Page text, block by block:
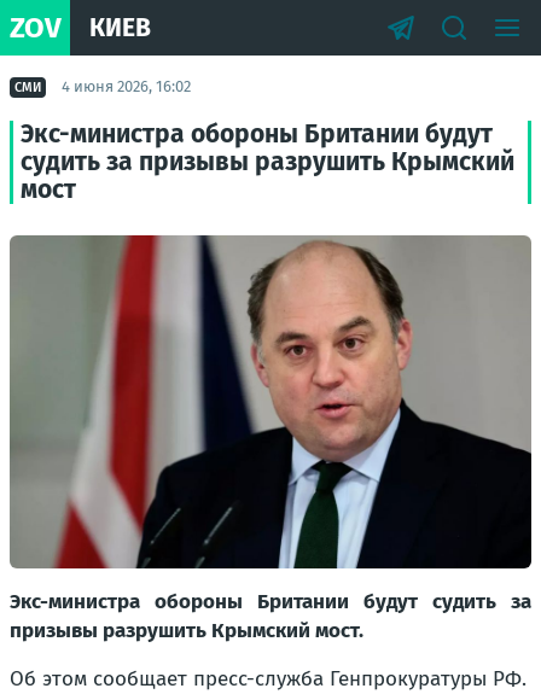
ZOV КИЕВ
СМИ 4 июня 2026, 16:02
Экс-министра обороны Британии будут
судить за призывы разрушить Крымский
мост
Экс-министра обороны Британии будут судить за
призывы разрушить Крымский мост.
Об этом сообщает пресс-служба Генпрокуратуры РФ.